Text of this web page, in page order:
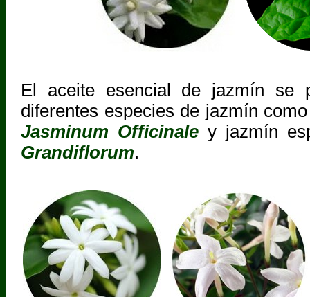
El aceite esencial de jazmín se
diferentes especies de jazmín
Jasminum Officinale y jazmín
Grandiflorum.